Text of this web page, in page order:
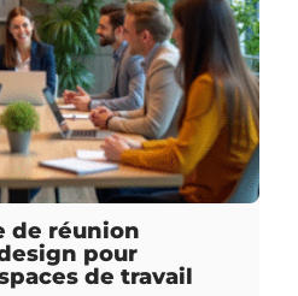
de réunion
pour
de travail